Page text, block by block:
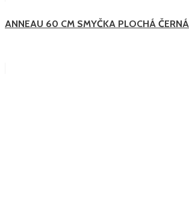
ANNEAU 60 CM SMYČKA PLOCHÁ ČERNÁ